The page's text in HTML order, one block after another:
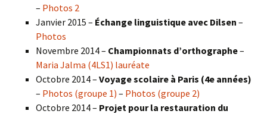
– Photos 2
Janvier 2015 – Échange linguistique avec Dilsen –
Photos
Novembre 2014 – Championnats d’orthographe–
Maria Jalma (4LS1) lauréate
Octobre 2014 – Voyage scolaire à Paris (4e années)
– Photos (groupe 1) – Photos (groupe 2)
Octobre 2014 – Projet pour la restauration du